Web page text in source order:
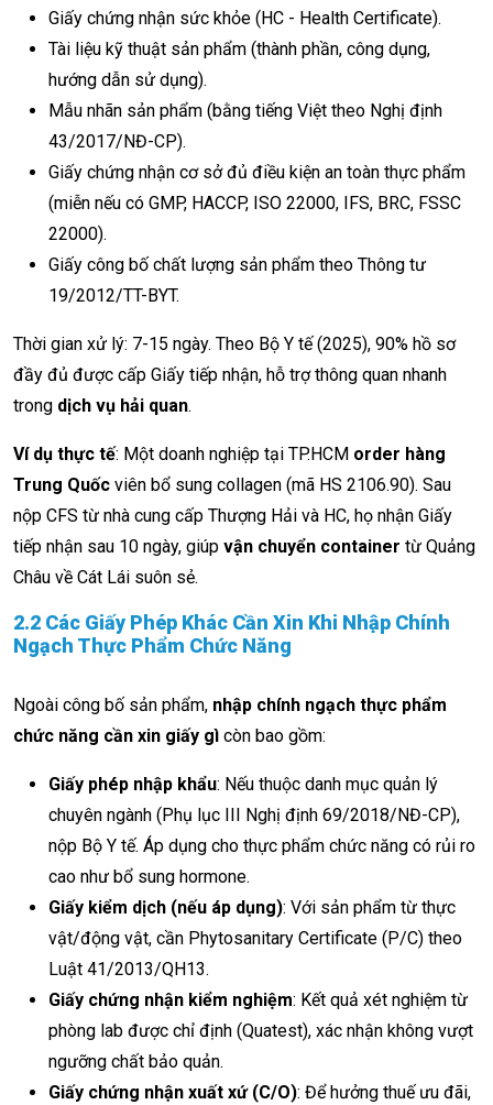
Giấy chứng nhận sức khỏe (HC - Health Certificate).
Tài liệu kỹ thuật sản phẩm (thành phần, công dụng,
hướng dẫn sử dụng).
Mẫu nhãn sản phẩm (bằng tiếng Việt theo Nghị định
43/2017/NĐ-CP).
Giấy chứng nhận cơ sở đủ điều kiện an toàn thực phẩm
(miễn nếu có GMP, HACCP, ISO 22000, IFS, BRC, FSSC
22000).
Giấy công bố chất lượng sản phẩm theo Thông tư
19/2012/TT-BYT.
Thời gian xử lý: 7-15 ngày. Theo Bộ Y tế (2025), 90% hồ sơ
đầy đủ được cấp Giấy tiếp nhận, hỗ trợ thông quan nhanh
trong dịch vụ hải quan.
Ví dụ thực tế: Một doanh nghiệp tại TP.HCM order hàng
Trung Quốc viên bổ sung collagen (mã HS 2106.90). Sau
nộp CFS từ nhà cung cấp Thượng Hải và HC, họ nhận Giấy
tiếp nhận sau 10 ngày, giúp vận chuyển container từ Quảng
Châu về Cát Lái suôn sẻ.
2.2 Các Giấy Phép Khác Cần Xin Khi Nhập Chính
Ngạch Thực Phẩm Chức Năng
Ngoài công bố sản phẩm, nhập chính ngạch thực phẩm
chức năng cần xin giấy gì còn bao gồm:
Giấy phép nhập khẩu: Nếu thuộc danh mục quản lý
chuyên ngành (Phụ lục III Nghị định 69/2018/NĐ-CP),
nộp Bộ Y tế. Áp dụng cho thực phẩm chức năng có rủi ro
cao như bổ sung hormone.
Giấy kiểm dịch (nếu áp dụng): Với sản phẩm từ thực
vật/động vật, cần Phytosanitary Certificate (P/C) theo
Luật 41/2013/QH13.
Giấy chứng nhận kiểm nghiệm: Kết quả xét nghiệm từ
phòng lab được chỉ định (Quatest), xác nhận không vượt
ngưỡng chất bảo quản.
Giấy chứng nhận xuất xứ (C/O): Để hưởng thuế ưu đãi,